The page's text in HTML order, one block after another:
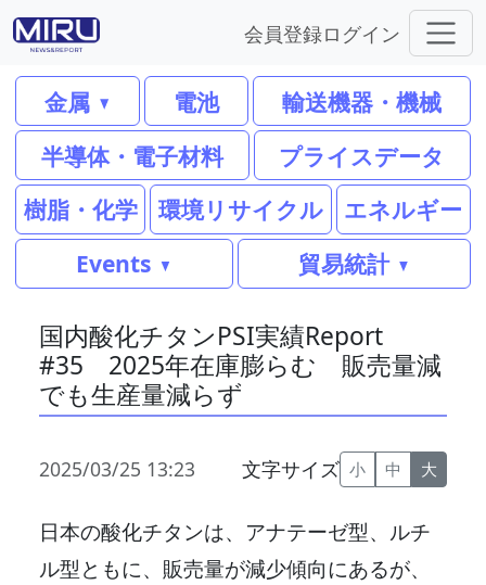
会員登録ログイン
金属 電池
輸送機器・機械
半導体・電子材料
プライスデータ
樹脂・化学
環境リサイクル
エネルギー
Events
貿易統計
国内酸化チタンPSI実績Report
#35 2025年在庫膨らむ 販売量減
でも生産量減らず
2025/03/25 13:23 文字サイズ 小 中 大
日本の酸化チタンは、アナテーゼ型、ルチ
ル型ともに、販売量が減少傾向にあるが、